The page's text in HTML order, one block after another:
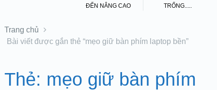
ĐẾN NÂNG CAO
TRỐNG.....
Trang chủ
Bài viết được gắn thẻ “mẹo giữ bàn phím laptop bền”
Thẻ: mẹo giữ bàn phím